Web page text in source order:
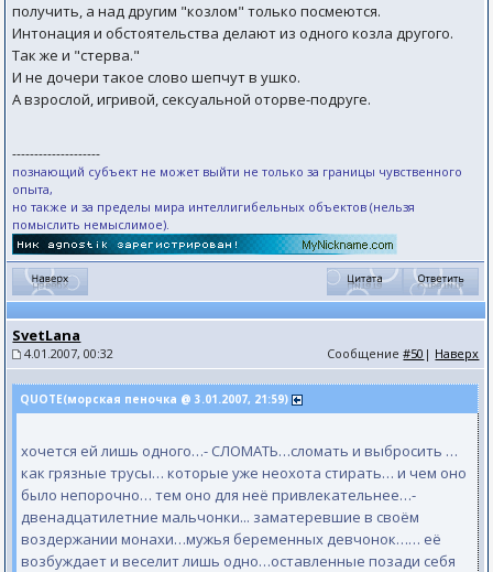
получить, а над другим "козлом" только посмеются.
Интонация и обстоятельства делают из одного козла другого.
Так же и "стерва."
И не дочери такoе словo шепчут в ушко.
А взрослой, игривой, сексуальной оторве-подруге.
--------------------
познающий субъект не может выйти не только за границы чувственного
опыта,
но также и за пределы мира интеллигибельных объектов (нельзя
помыслить немыслимое).
SvetLana
4.01.2007, 00:32 Сообщение#50 | Наверх
QUOTE(морская пеночка @ 3.01.2007, 21:59)
хочется ей лишь одного…- СЛОМАТЬ…сломать и выбросить …
как грязные трусы… которые уже неохота стирать… и чем оно
было непорочно… тем оно для неё привлекательнее…-
двенадцатилетние мальчонки... заматеревшие в своём
воздержании монахи…мужья беременных девчонок…… её
возбуждает и веселит лишь одно…оставленные позади себя